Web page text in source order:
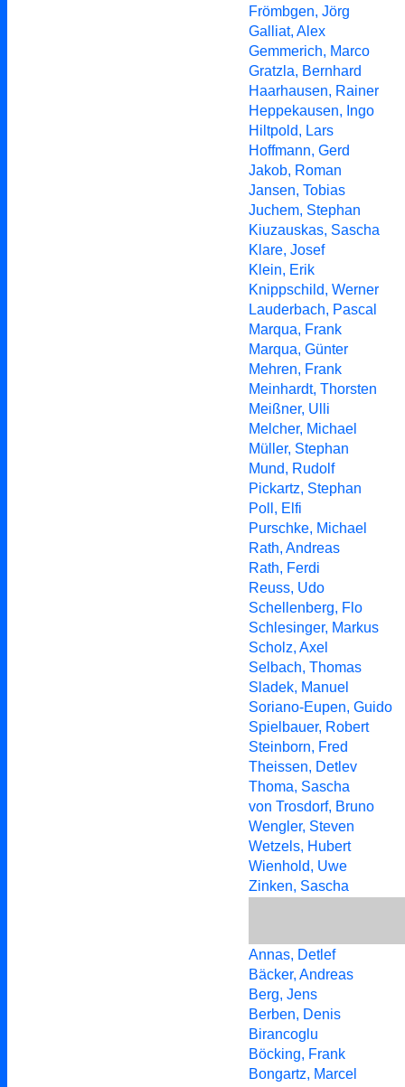
Frömbgen, Jörg
Galliat, Alex
Gemmerich, Marco
Gratzla, Bernhard
Haarhausen, Rainer
Heppekausen, Ingo
Hiltpold, Lars
Hoffmann, Gerd
Jakob, Roman
Jansen, Tobias
Juchem, Stephan
Kiuzauskas, Sascha
Klare, Josef
Klein, Erik
Knippschild, Werner
Lauderbach, Pascal
Marqua, Frank
Marqua, Günter
Mehren, Frank
Meinhardt, Thorsten
Meißner, Ulli
Melcher, Michael
Müller, Stephan
Mund, Rudolf
Pickartz, Stephan
Poll, Elfi
Purschke, Michael
Rath, Andreas
Rath, Ferdi
Reuss, Udo
Schellenberg, Flo
Schlesinger, Markus
Scholz, Axel
Selbach, Thomas
Sladek, Manuel
Soriano-Eupen, Guido
Spielbauer, Robert
Steinborn, Fred
Theissen, Detlev
Thoma, Sascha
von Trosdorf, Bruno
Wengler, Steven
Wetzels, Hubert
Wienhold, Uwe
Zinken, Sascha
Annas, Detlef
Bäcker, Andreas
Berg, Jens
Berben, Denis
Birancoglu
Böcking, Frank
Bongartz, Marcel